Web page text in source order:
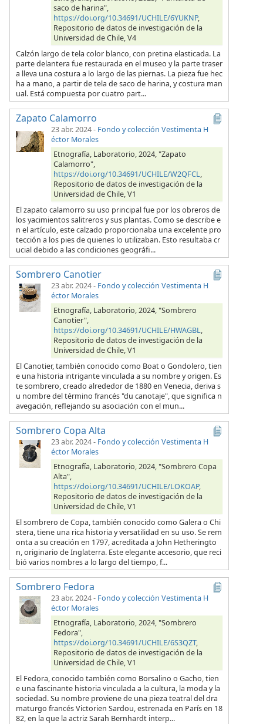
saco de harina",
https://doi.org/10.34691/UCHILE/6YUKNP,
Repositorio de datos de investigación de la
Universidad de Chile, V4
Calzón largo de tela color blanco, con pretina elasticada. La
parte delantera fue restaurada en el museo y la parte traser
a lleva una costura a lo largo de las piernas. La pieza fue hec
ha a mano, a partir de tela de saco de harina, y costura man
ual. Está compuesta por cuatro part...
Zapato Calamorro
23 abr. 2024- Fondo y colección Vestimenta H
éctor Morales
Etnografía, Laboratorio, 2024, "Zapato
Calamorro",
https://doi.org/10.34691/UCHILE/W2QFCL,
Repositorio de datos de investigación de la
Universidad de Chile, V1
El zapato calamorro su uso principal fue por los obreros de
los yacimientos salitreros y sus plantas. Como se describe e
n el artículo, este calzado proporcionaba una excelente pro
tección a los pies de quienes lo utilizaban. Esto resultaba cr
ucial debido a las condiciones geográfi...
Sombrero Canotier
23 abr. 2024- Fondo y colección Vestimenta H
éctor Morales
Etnografía, Laboratorio, 2024, "Sombrero
Canotier",
https://doi.org/10.34691/UCHILE/HWAGBL,
Repositorio de datos de investigación de la
Universidad de Chile, V1
El Canotier, también conocido como Boat o Gondolero, tien
e una historia intrigante vinculada a su nombre y origen. Es
te sombrero, creado alrededor de 1880 en Venecia, deriva s
u nombre del término francés "du canotaje", que significa n
avegación, reflejando su asociación con el mun...
Sombrero Copa Alta
23 abr. 2024- Fondo y colección Vestimenta H
éctor Morales
Etnografía, Laboratorio, 2024, "Sombrero Copa
Alta",
https://doi.org/10.34691/UCHILE/LOKOAP,
Repositorio de datos de investigación de la
Universidad de Chile, V1
El sombrero de Copa, también conocido como Galera o Chi
stera, tiene una rica historia y versatilidad en su uso. Se rem
onta a su creación en 1797, acreditada a John Hetheringto
n, originario de Inglaterra. Este elegante accesorio, que reci
bió varios nombres a lo largo del tiempo, f...
Sombrero Fedora
23 abr. 2024- Fondo y colección Vestimenta H
éctor Morales
Etnografía, Laboratorio, 2024, "Sombrero
Fedora",
https://doi.org/10.34691/UCHILE/6S3QZT,
Repositorio de datos de investigación de la
Universidad de Chile, V1
El Fedora, conocido también como Borsalino o Gacho, tien
e una fascinante historia vinculada a la cultura, la moda y la
sociedad. Su nombre proviene de una pieza teatral del dra
maturgo francés Victorien Sardou, estrenada en París en 18
82, en la que la actriz Sarah Bernhardt interp...